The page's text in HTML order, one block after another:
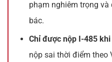
phạm nghiêm trọng và
bác.
Chỉ được nộp I-485 khi
nộp sai thời điểm theo